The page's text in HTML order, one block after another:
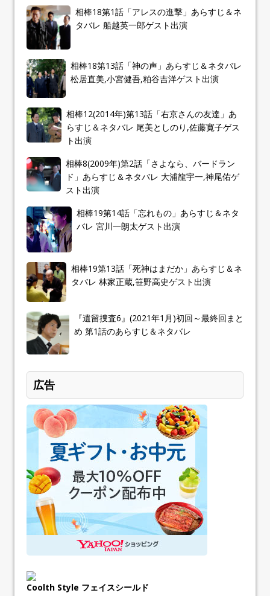
相棒18第1話「アレスの進撃」あらすじ＆ネ
タバレ 船越英一郎ゲスト出演
相棒18第13話「神の声」あらすじ＆ネタバレ
松居直美,小宮健吾,粕谷吉洋ゲスト出演
相棒12(2014年)第13話「右京さんの友達」あ
らすじ＆ネタバレ 尾美としのり,佐藤寛子ゲス
ト出演
相棒8(2009年)第2話「さよなら、バードラン
ド」あらすじ＆ネタバレ 大浦龍宇一,神尾佑ゲ
スト出演
相棒19第14話「忘れもの」あらすじ＆ネタ
バレ 宮川一朗太ゲスト出演
相棒19第13話「死神はまだか」あらすじ＆ネ
タバレ 林家正蔵,笹野高史ゲスト出演
『遺留捜査6』(2021年1月)初回～最終回まと
め 第1話のあらすじ＆ネタバレ
広告
Coolth Style フェイスシールド